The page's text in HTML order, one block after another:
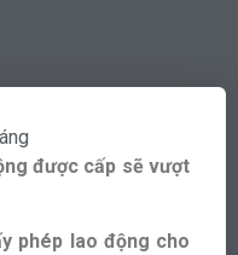
được cấp sẽ vượt
phép lao động cho